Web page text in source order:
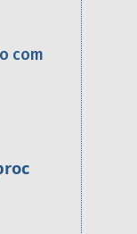
com